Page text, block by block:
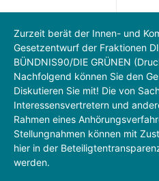
Zurzeit berät der Innen- und
Gesetzentwurf der Fraktionen
BÜNDNIS90/DIE GRÜNEN
Nachfolgend können Sie den
Diskutieren Sie mit! Die von
Interessensvertretern und
Rahmen eines
Stellungnahmen können mit
hier in der
werden.